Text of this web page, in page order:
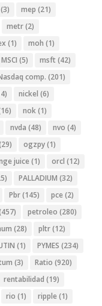
(3) mep (21)
metr(2)
(1) moh (1)
MSCI (5) msft (42)
comp. (201)
nickel (6)
nok(1)
nvda (48) nvo (4)
ogzpy(1)
juice (1) orcl (12)
PALLADIUM (32)
Pbr(145) pce (2)
petroleo (280)
(28) pltr(12)
(1) PYMES (234)
(3) Ratio (920)
rentabilidad (19)
rio (1) ripple (1)